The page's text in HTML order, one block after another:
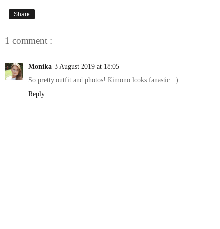
Share
1 comment :
Monika 3 August 2019 at 18:05
So pretty outfit and photos! Kimono looks fanastic. :)
Reply